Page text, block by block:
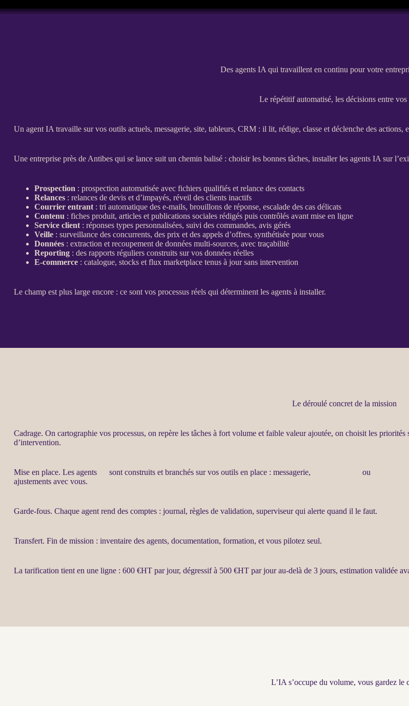
Des agents IA qui travaillent en continu pour votre
Le répétitif automatisé, les décisions entre vos
Un agent IA travaille sur vos outils actuels, messagerie, site, tableurs, CRM : il lit, rédige, classe et déclenche des actions,
Une entreprise près de Antibes qui se lance suit un chemin balisé : choisir les bonnes tâches, installer les agents IA sur
Prospection : prospection automatisée avec fichiers qualifiés et relance des contacts
Relances : relances de devis et d’impayés, réveil des clients inactifs
Courrier entrant : tri automatique des e-mails, brouillons de réponse, escalade des cas délicats
Contenu : fiches produit, articles et publications sociales rédigés puis contrôlés avant mise en ligne
Service client : réponses types personnalisées, suivi des commandes, avis gérés
Veille : surveillance des concurrents, des prix et des appels d’offres, synthétisée pour vous
Données : extraction et recoupement de données multi-sources, avec traçabilité
Reporting : des rapports réguliers construits sur vos données réelles
E-commerce : catalogue, stocks et flux marketplace tenus à jour sans intervention
Le champ est plus large encore : ce sont vos processus réels qui déterminent les agents à installer.
Le déroulé concret de la mission
Cadrage. On cartographie vos processus, on repère les tâches à fort volume et faible valeur ajoutée, on choisit les priorités
d’intervention.
Mise en place. Les agents sont construits et branchés sur vos outils en place : messagerie, ou
ajustements avec vous.
Garde-fous. Chaque agent rend des comptes : journal, règles de validation, superviseur qui alerte quand il le faut.
Transfert. Fin de mission : inventaire des agents, documentation, formation, et vous pilotez seul.
La tarification tient en une ligne : 600 €HT par jour, dégressif à 500 €HT par jour au-delà de 3 jours, estimation validée
L’IA s’occupe du volume, vous gardez le